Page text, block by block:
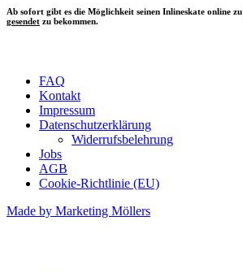
Ab sofort gibt es die Möglichkeit seinen Inlineskate online zu
gesendet zu bekommen.
FAQ
Kontakt
Impressum
Datenschutzerklärung
Widerrufsbelehrung
Jobs
AGB
Cookie-Richtlinie (EU)
Made by Marketing Möllers